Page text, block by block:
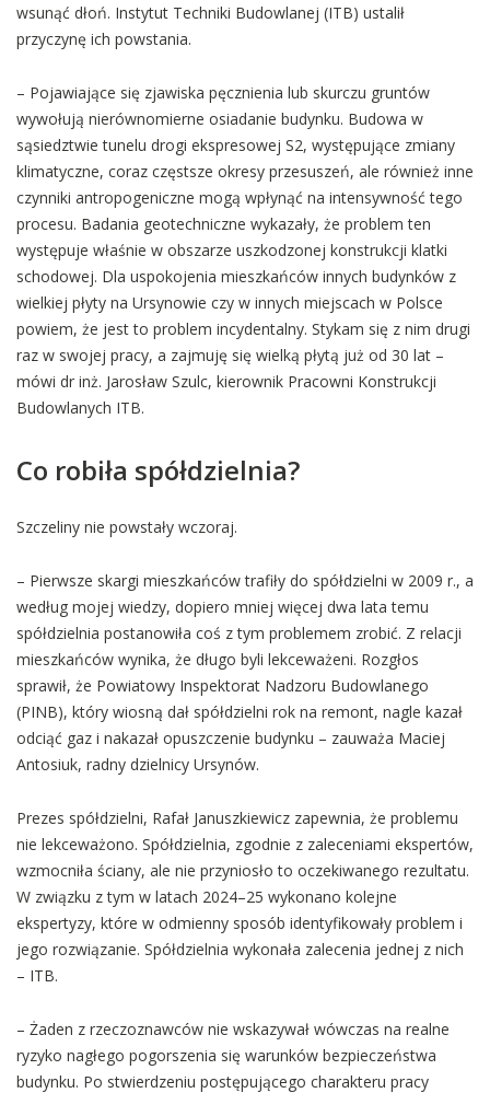
wsunąć dłoń. Instytut Techniki Budowlanej (ITB) ustalił
przyczynę ich powstania.
– Pojawiające się zjawiska pęcznienia lub skurczu gruntów
wywołują nierównomierne osiadanie budynku. Budowa w
sąsiedztwie tunelu drogi ekspresowej S2, występujące zmiany
klimatyczne, coraz częstsze okresy przesuszeń, ale również inne
czynniki antropogeniczne mogą wpłynąć na intensywność tego
procesu. Badania geotechniczne wykazały, że problem ten
występuje właśnie w obszarze uszkodzonej konstrukcji klatki
schodowej. Dla uspokojenia mieszkańców innych budynków z
wielkiej płyty na Ursynowie czy w innych miejscach w Polsce
powiem, że jest to problem incydentalny. Stykam się z nim drugi
raz w swojej pracy, a zajmuję się wielką płytą już od 30 lat –
mówi dr inż. Jarosław Szulc, kierownik Pracowni Konstrukcji
Budowlanych ITB.
Co robiła spółdzielnia?
Szczeliny nie powstały wczoraj.
– Pierwsze skargi mieszkańców trafiły do spółdzielni w 2009 r., a
według mojej wiedzy, dopiero mniej więcej dwa lata temu
spółdzielnia postanowiła coś z tym problemem zrobić. Z relacji
mieszkańców wynika, że długo byli lekceważeni. Rozgłos
sprawił, że Powiatowy Inspektorat Nadzoru Budowlanego
(PINB), który wiosną dał spółdzielni rok na remont, nagle kazał
odciąć gaz i nakazał opuszczenie budynku – zauważa Maciej
Antosiuk, radny dzielnicy Ursynów.
Prezes spółdzielni, Rafał Januszkiewicz zapewnia, że problemu
nie lekceważono. Spółdzielnia, zgodnie z zaleceniami ekspertów,
wzmocniła ściany, ale nie przyniosło to oczekiwanego rezultatu.
W związku z tym w latach 2024–25 wykonano kolejne
ekspertyzy, które w odmienny sposób identyfikowały problem i
jego rozwiązanie. Spółdzielnia wykonała zalecenia jednej z nich
– ITB.
– Żaden z rzeczoznawców nie wskazywał wówczas na realne
ryzyko nagłego pogorszenia się warunków bezpieczeństwa
budynku. Po stwierdzeniu postępującego charakteru pracy